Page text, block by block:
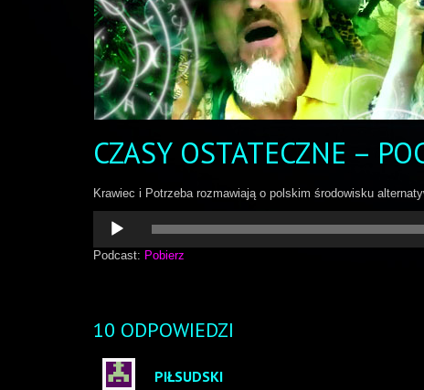
CZASY OSTATECZNE –
Krawiec i Potrzeba rozmawiają o polskim środowisku
Odtwarzacz
plików
dźwiękowych
Podcast: Pobierz
10 ODPOWIEDZI
PIŁSUDSKI